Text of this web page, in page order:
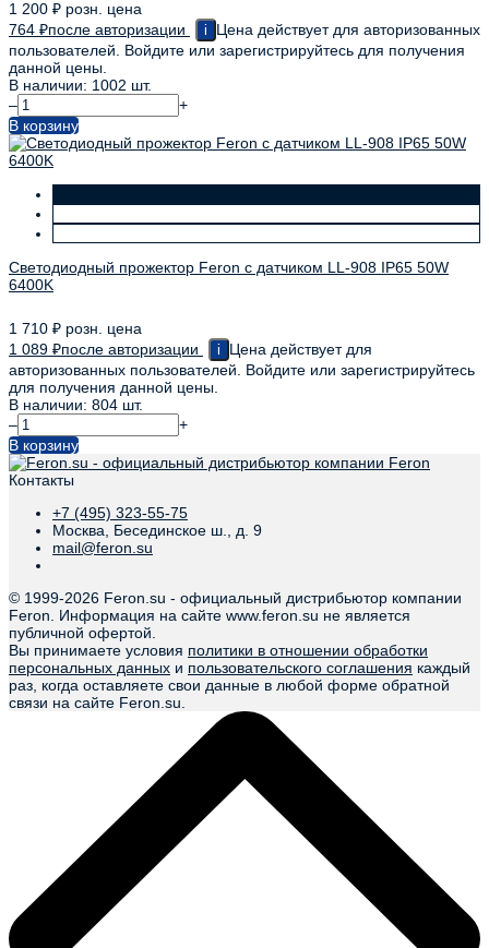
1 200 ₽ розн. цена
764 ₽после авторизации i
Цена действует для авторизованных
пользователей. Войдите или зарегистрируйтесь для получения
данной цены.
В наличии: 1002 шт.
–
+
В корзину
Светодиодный прожектор Feron с датчиком LL-908 IP65 50W
6400K
1 710 ₽ розн. цена
1 089 ₽после авторизации i
Цена действует для
авторизованных пользователей. Войдите или зарегистрируйтесь
для получения данной цены.
В наличии: 804 шт.
–
+
В корзину
Контакты
+7 (495) 323-55-75
Москва, Бесединское ш., д. 9
mail@feron.su
© 1999-2026 Feron.su - официальный дистрибьютор компании
Feron. Информация на сайте www.feron.su не является
публичной офертой.
Вы принимаете условия политики в отношении обработки
персональных данных и пользовательского соглашения каждый
раз, когда оставляете свои данные в любой форме обратной
связи на сайте Feron.su.